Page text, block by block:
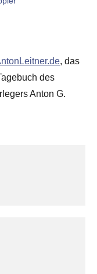
, das
des
Anton G.